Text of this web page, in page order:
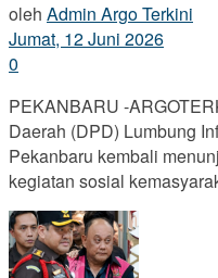
oleh Admin Argo Terkini
Jumat, 12 Juni 2026
0
PEKANBARU -
Daerah (DPD) Lumbung
Pekanbaru kembali
kegiatan sosial